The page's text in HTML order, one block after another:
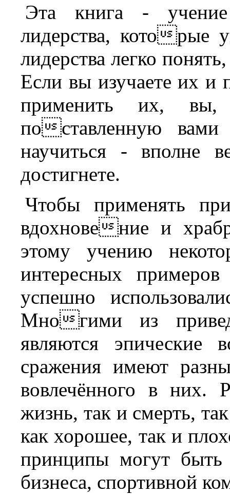
Эта книга -
лидерства, которые
лидерства легко
Если вы изучаете их и
применить их, вы,
поставленную
научиться - вполне
достигнете.
Чтобы применять
вдохновение и
этому учению
интересных
успешно
Многими из
являются эпические
сражения имеют
вовлечённого в них.
жизнь, так и смерть,
как хорошее, так и
принципы могут быть
бизнеса, спортивной